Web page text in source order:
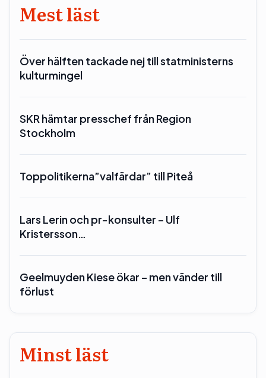
Mest läst
Över hälften tackade nej till statministerns
kulturmingel
SKR hämtar presschef från Region
Stockholm
Toppolitikerna”valfärdar” till Piteå
Lars Lerin och pr-konsulter – Ulf
Kristersson…
Geelmuyden Kiese ökar – men vänder till
förlust
Minst läst